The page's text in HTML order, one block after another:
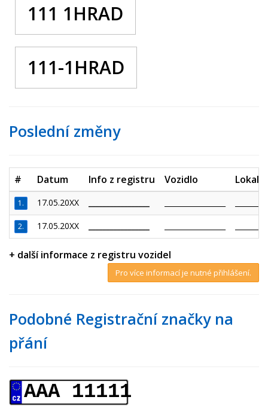
111 1HRAD
111-1HRAD
Poslední změny
# Datum Info z registru Vozidlo
1. 17.05.20XX
2. 17.05.20XX
+ další informace z registru vozidel
Pro více informací je nutné přihlášení.
Podobné Registrační značky na
přání
AAA 11111